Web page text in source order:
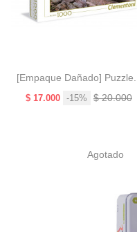
[Empaque Dañado] Puzzle...
Precio
$ 17.000 -15%
Precio
$ 20.000
Agotado